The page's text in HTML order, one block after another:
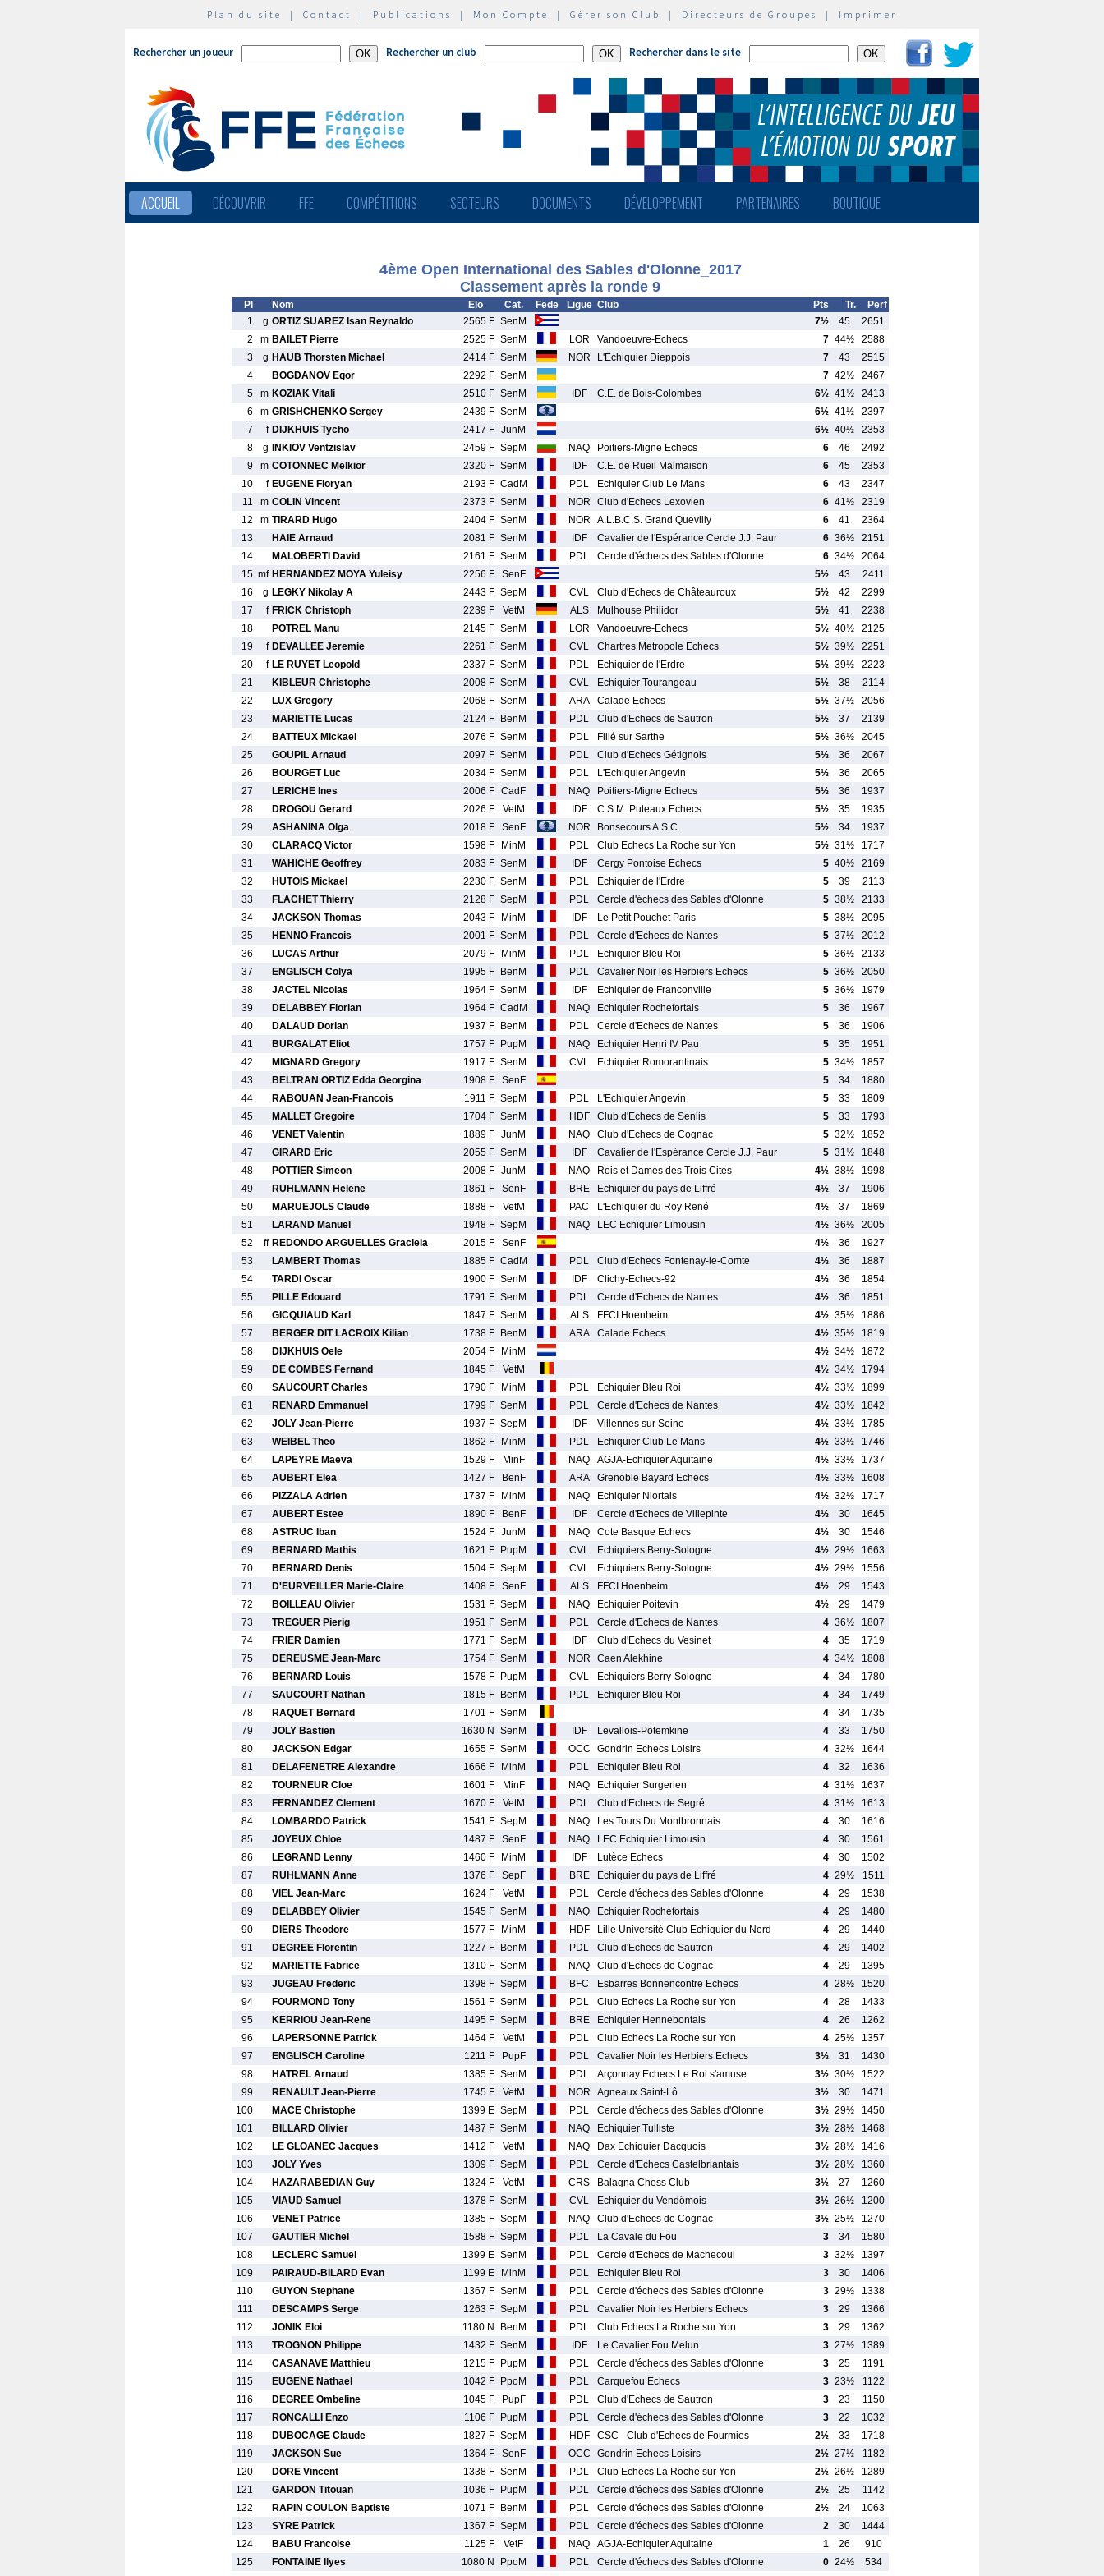
Plan du site | Contact | Publications | Mon Compte | Gérer son Club | Directeurs de Groupes | Imprimer
Rechercher un joueur Rechercher un club Rechercher dans le site
ACCUEIL DÉCOUVRIR FFE COMPÉTITIONS SECTEURS DOCUMENTS DÉVELOPPEMENT PARTENAIRES BOUTIQUE
4ème Open International des Sables d'Olonne_2017
Classement après la ronde 9
Pl Nom Elo Cat. Fede Ligue Club Pts Tr.
Perf
1
g ORTIZ SUAREZ Isan Reynaldo 2565 F SenM 7½ 45
2651
2
m BAILET Pierre 2525 F SenM LOR Vandoeuvre-Echecs 7 44½
2588
3
g HAUB Thorsten Michael 2414 F SenM NOR L'Echiquier Dieppois 7 43
2515
4
BOGDANOV Egor 2292 F SenM 7 42½
2467
5
m KOZIAK Vitali 2510 F SenM IDF C.E. de Bois-Colombes 6½ 41½
2413
6
m GRISHCHENKO Sergey 2439 F SenM 6½ 41½
2397
7
f DIJKHUIS Tycho 2417 F JunM 6½ 40½
2353
8
g INKIOV Ventzislav 2459 F SepM NAQ Poitiers-Migne Echecs 6 46
2492
9
m COTONNEC Melkior 2320 F SenM IDF C.E. de Rueil Malmaison 6 45
2353
10
f EUGENE Floryan 2193 F CadM PDL Echiquier Club Le Mans 6 43
2347
11
m COLIN Vincent 2373 F SenM NOR Club d'Echecs Lexovien 6 41½
2319
12
m TIRARD Hugo 2404 F SenM NOR A.L.B.C.S. Grand Quevilly 6 41
2364
13
HAIE Arnaud 2081 F SenM IDF Cavalier de l'Espérance Cercle J.J. Paur 6 36½
2151
14
MALOBERTI David 2161 F SenM PDL Cercle d'échecs des Sables d'Olonne 6 34½
2064
15 mf HERNANDEZ MOYA Yuleisy 2256 F SenF 5½ 43
2411
16
g LEGKY Nikolay A 2443 F SepM CVL Club d'Echecs de Châteauroux 5½ 42
2299
17
f FRICK Christoph 2239 F VetM ALS Mulhouse Philidor 5½ 41
2238
18
POTREL Manu 2145 F SenM LOR Vandoeuvre-Echecs 5½ 40½
2125
19
f DEVALLEE Jeremie 2261 F SenM CVL Chartres Metropole Echecs 5½ 39½
2251
20
f LE RUYET Leopold 2337 F SenM PDL Echiquier de l'Erdre 5½ 39½
2223
21
KIBLEUR Christophe 2008 F SenM CVL Echiquier Tourangeau 5½ 38
2114
22
LUX Gregory 2068 F SenM ARA Calade Echecs 5½ 37½
2056
23
MARIETTE Lucas 2124 F BenM PDL Club d'Echecs de Sautron 5½ 37
2139
24
BATTEUX Mickael 2076 F SenM PDL Fillé sur Sarthe 5½ 36½
2045
25
GOUPIL Arnaud 2097 F SenM PDL Club d'Echecs Gétignois 5½ 36
2067
26
BOURGET Luc 2034 F SenM PDL L'Echiquier Angevin 5½ 36
2065
27
LERICHE Ines 2006 F CadF NAQ Poitiers-Migne Echecs 5½ 36
1937
28
DROGOU Gerard 2026 F VetM IDF C.S.M. Puteaux Echecs 5½ 35
1935
29
ASHANINA Olga 2018 F SenF NOR Bonsecours A.S.C. 5½ 34
1937
30
CLARACQ Victor 1598 F MinM PDL Club Echecs La Roche sur Yon 5½ 31½
1717
31
WAHICHE Geoffrey 2083 F SenM IDF Cergy Pontoise Echecs 5 40½
2169
32
HUTOIS Mickael 2230 F SenM PDL Echiquier de l'Erdre 5 39
2113
33
FLACHET Thierry 2128 F SepM PDL Cercle d'échecs des Sables d'Olonne 5 38½
2133
34
JACKSON Thomas 2043 F MinM IDF Le Petit Pouchet Paris 5 38½
2095
35
HENNO Francois 2001 F SenM PDL Cercle d'Echecs de Nantes 5 37½
2012
36
LUCAS Arthur 2079 F MinM PDL Echiquier Bleu Roi 5 36½
2133
37
ENGLISCH Colya 1995 F BenM PDL Cavalier Noir les Herbiers Echecs 5 36½
2050
38
JACTEL Nicolas 1964 F SenM IDF Echiquier de Franconville 5 36½
1979
39
DELABBEY Florian 1964 F CadM NAQ Echiquier Rochefortais 5 36
1967
40
DALAUD Dorian 1937 F BenM PDL Cercle d'Echecs de Nantes 5 36
1906
41
BURGALAT Eliot 1757 F PupM NAQ Echiquier Henri IV Pau 5 35
1951
42
MIGNARD Gregory 1917 F SenM CVL Echiquier Romorantinais 5 34½
1857
43
BELTRAN ORTIZ Edda Georgina 1908 F SenF 5 34
1880
44
RABOUAN Jean-Francois 1911 F SepM PDL L'Echiquier Angevin 5 33
1809
45
MALLET Gregoire 1704 F SenM HDF Club d'Echecs de Senlis 5 33
1793
46
VENET Valentin 1889 F JunM NAQ Club d'Echecs de Cognac 5 32½
1852
47
GIRARD Eric 2055 F SenM IDF Cavalier de l'Espérance Cercle J.J. Paur 5 31½
1848
48
POTTIER Simeon 2008 F JunM NAQ Rois et Dames des Trois Cites 4½ 38½
1998
49
RUHLMANN Helene 1861 F SenF BRE Echiquier du pays de Liffré 4½ 37
1906
50
MARUEJOLS Claude 1888 F VetM PAC L'Echiquier du Roy René 4½ 37
1869
51
LARAND Manuel 1948 F SepM NAQ LEC Echiquier Limousin 4½ 36½
2005
52
ff REDONDO ARGUELLES Graciela 2015 F SenF 4½ 36
1927
53
LAMBERT Thomas 1885 F CadM PDL Club d'Echecs Fontenay-le-Comte 4½ 36
1887
54
TARDI Oscar 1900 F SenM IDF Clichy-Echecs-92 4½ 36
1854
55
PILLE Edouard 1791 F SenM PDL Cercle d'Echecs de Nantes 4½ 36
1851
56
GICQUIAUD Karl 1847 F SenM ALS FFCI Hoenheim 4½ 35½
1886
57
BERGER DIT LACROIX Kilian 1738 F BenM ARA Calade Echecs 4½ 35½
1819
58
DIJKHUIS Oele 2054 F MinM 4½ 34½
1872
59
DE COMBES Fernand 1845 F VetM 4½ 34½
1794
60
SAUCOURT Charles 1790 F MinM PDL Echiquier Bleu Roi 4½ 33½
1899
61
RENARD Emmanuel 1799 F SenM PDL Cercle d'Echecs de Nantes 4½ 33½
1842
62
JOLY Jean-Pierre 1937 F SepM IDF Villennes sur Seine 4½ 33½
1785
63
WEIBEL Theo 1862 F MinM PDL Echiquier Club Le Mans 4½ 33½
1746
64
LAPEYRE Maeva 1529 F MinF NAQ AGJA-Echiquier Aquitaine 4½ 33½
1737
65
AUBERT Elea 1427 F BenF ARA Grenoble Bayard Echecs 4½ 33½
1608
66
PIZZALA Adrien 1737 F MinM NAQ Echiquier Niortais 4½ 32½
1717
67
AUBERT Estee 1890 F BenF IDF Cercle d'Echecs de Villepinte 4½ 30
1645
68
ASTRUC Iban 1524 F JunM NAQ Cote Basque Echecs 4½ 30
1546
69
BERNARD Mathis 1621 F PupM CVL Echiquiers Berry-Sologne 4½ 29½
1663
70
BERNARD Denis 1504 F SepM CVL Echiquiers Berry-Sologne 4½ 29½
1556
71
D'EURVEILLER Marie-Claire 1408 F SenF ALS FFCI Hoenheim 4½ 29
1543
72
BOILLEAU Olivier 1531 F SepM NAQ Echiquier Poitevin 4½ 29
1479
73
TREGUER Pierig 1951 F SenM PDL Cercle d'Echecs de Nantes 4 36½
1807
74
FRIER Damien 1771 F SepM IDF Club d'Echecs du Vesinet 4 35
1719
75
DEREUSME Jean-Marc 1754 F SenM NOR Caen Alekhine 4 34½
1808
76
BERNARD Louis 1578 F PupM CVL Echiquiers Berry-Sologne 4 34
1780
77
SAUCOURT Nathan 1815 F BenM PDL Echiquier Bleu Roi 4 34
1749
78
RAQUET Bernard 1701 F SenM 4 34
1735
79
JOLY Bastien 1630 N SenM IDF Levallois-Potemkine 4 33
1750
80
JACKSON Edgar 1655 F SenM OCC Gondrin Echecs Loisirs 4 32½
1644
81
DELAFENETRE Alexandre 1666 F MinM PDL Echiquier Bleu Roi 4 32
1636
82
TOURNEUR Cloe 1601 F MinF NAQ Echiquier Surgerien 4 31½
1637
83
FERNANDEZ Clement 1670 F VetM PDL Club d'Echecs de Segré 4 31½
1613
84
LOMBARDO Patrick 1541 F SepM NAQ Les Tours Du Montbronnais 4 30
1616
85
JOYEUX Chloe 1487 F SenF NAQ LEC Echiquier Limousin 4 30
1561
86
LEGRAND Lenny 1460 F MinM IDF Lutèce Echecs 4 30
1502
87
RUHLMANN Anne 1376 F SepF BRE Echiquier du pays de Liffré 4 29½
1511
88
VIEL Jean-Marc 1624 F VetM PDL Cercle d'échecs des Sables d'Olonne 4 29
1538
89
DELABBEY Olivier 1545 F SenM NAQ Echiquier Rochefortais 4 29
1480
90
DIERS Theodore 1577 F MinM HDF Lille Université Club Echiquier du Nord 4 29
1440
91
DEGREE Florentin 1227 F BenM PDL Club d'Echecs de Sautron 4 29
1402
92
MARIETTE Fabrice 1310 F SenM NAQ Club d'Echecs de Cognac 4 29
1395
93
JUGEAU Frederic 1398 F SepM BFC Esbarres Bonnencontre Echecs 4 28½
1520
94
FOURMOND Tony 1561 F SenM PDL Club Echecs La Roche sur Yon 4 28
1433
95
KERRIOU Jean-Rene 1495 F SepM BRE Echiquier Hennebontais 4 26
1262
96
LAPERSONNE Patrick 1464 F VetM PDL Club Echecs La Roche sur Yon 4 25½
1357
97
ENGLISCH Caroline 1211 F PupF PDL Cavalier Noir les Herbiers Echecs 3½ 31
1430
98
HATREL Arnaud 1385 F SenM PDL Arçonnay Echecs Le Roi s'amuse 3½ 30½
1522
99
RENAULT Jean-Pierre 1745 F VetM NOR Agneaux Saint-Lô 3½ 30
1471
100
MACE Christophe 1399 E SepM PDL Cercle d'échecs des Sables d'Olonne 3½ 29½
1450
101
BILLARD Olivier 1487 F SenM NAQ Echiquier Tulliste 3½ 28½
1468
102
LE GLOANEC Jacques 1412 F VetM NAQ Dax Echiquier Dacquois 3½ 28½
1416
103
JOLY Yves 1309 F SepM PDL Cercle d'Echecs Castelbriantais 3½ 28½
1360
104
HAZARABEDIAN Guy 1324 F VetM CRS Balagna Chess Club 3½ 27
1260
105
VIAUD Samuel 1378 F SenM CVL Echiquier du Vendômois 3½ 26½
1200
106
VENET Patrice 1385 F SepM NAQ Club d'Echecs de Cognac 3½ 25½
1270
107
GAUTIER Michel 1588 F SepM PDL La Cavale du Fou 3 34
1580
108
LECLERC Samuel 1399 E SenM PDL Cercle d'Echecs de Machecoul 3 32½
1397
109
PAIRAUD-BILARD Evan 1199 E MinM PDL Echiquier Bleu Roi 3 30
1406
110
GUYON Stephane 1367 F SenM PDL Cercle d'échecs des Sables d'Olonne 3 29½
1338
111
DESCAMPS Serge 1263 F SepM PDL Cavalier Noir les Herbiers Echecs 3 29
1366
112
JONIK Eloi 1180 N BenM PDL Club Echecs La Roche sur Yon 3 29
1362
113
TROGNON Philippe 1432 F SenM IDF Le Cavalier Fou Melun 3 27½
1389
114
CASANAVE Matthieu 1215 F PupM PDL Cercle d'échecs des Sables d'Olonne 3 25
1191
115
EUGENE Nathael 1042 F PpoM PDL Carquefou Echecs 3 23½
1122
116
DEGREE Ombeline 1045 F PupF PDL Club d'Echecs de Sautron 3 23
1150
117
RONCALLI Enzo 1106 F PupM PDL Cercle d'échecs des Sables d'Olonne 3 22
1032
118
DUBOCAGE Claude 1827 F SepM HDF CSC - Club d'Echecs de Fourmies 2½ 33
1718
119
JACKSON Sue 1364 F SenF OCC Gondrin Echecs Loisirs 2½ 27½
1182
120
DORE Vincent 1338 F SenM PDL Club Echecs La Roche sur Yon 2½ 26½
1289
121
GARDON Titouan 1036 F PupM PDL Cercle d'échecs des Sables d'Olonne 2½ 25
1142
122
RAPIN COULON Baptiste 1071 F BenM PDL Cercle d'échecs des Sables d'Olonne 2½ 24
1063
123
SYRE Patrick 1367 F SepM PDL Cercle d'échecs des Sables d'Olonne 2 30
1444
124
BABU Francoise 1125 F VetF NAQ AGJA-Echiquier Aquitaine 1 26
910
125
FONTAINE Ilyes 1080 N PpoM PDL Cercle d'échecs des Sables d'Olonne 0 24½ 534